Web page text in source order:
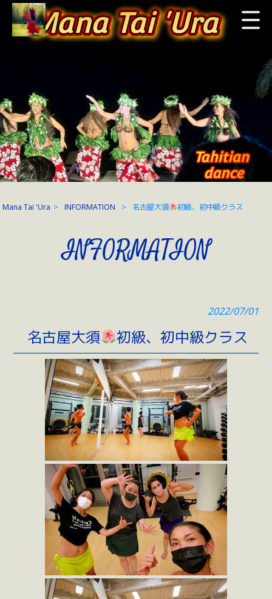
Mana Tai 'Ura > INFORMATION > 名古屋大須 初級、初中級クラス
INFORMATION
2022/07/01
名古屋大須 初級、初中級クラス